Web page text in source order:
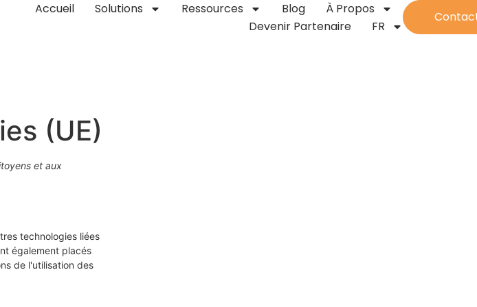
Accueil Solutions Ressources Blog
À Propos
Devenir Partenaire
FR
(UE)
et aux
technologies liées
également placés
de l'utilisation des